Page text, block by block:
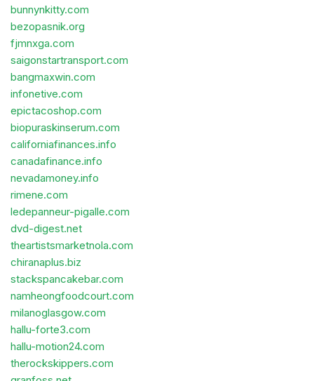
bunnynkitty.com
bezopasnik.org
fjmnxga.com
saigonstartransport.com
bangmaxwin.com
infonetive.com
epictacoshop.com
biopuraskinserum.com
californiafinances.info
canadafinance.info
nevadamoney.info
rimene.com
ledepanneur-pigalle.com
dvd-digest.net
theartistsmarketnola.com
chiranaplus.biz
stackspancakebar.com
namheongfoodcourt.com
milanoglasgow.com
hallu-forte3.com
hallu-motion24.com
therockskippers.com